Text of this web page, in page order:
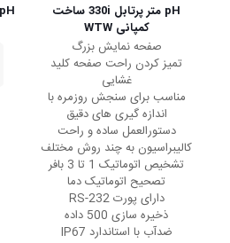
pH متر پرتابل 330i ساخت
کمپانی WTW
صفحه نمایش بزرگ
تمیز کردن راحت صفحه کلید
غشایی
مناسب برای سنجش روزمره با
اندازه گیری های دقیق
دستورالعمل ساده و راحت
کالیبراسیون به چند روش مختلف
تشخیص اتوماتیک 1 تا 3 بافر
تصحیح اتوماتیک دما
دارای پورت RS-232
ذخیره سازی 500 داده
ضدآب با استاندارد IP67